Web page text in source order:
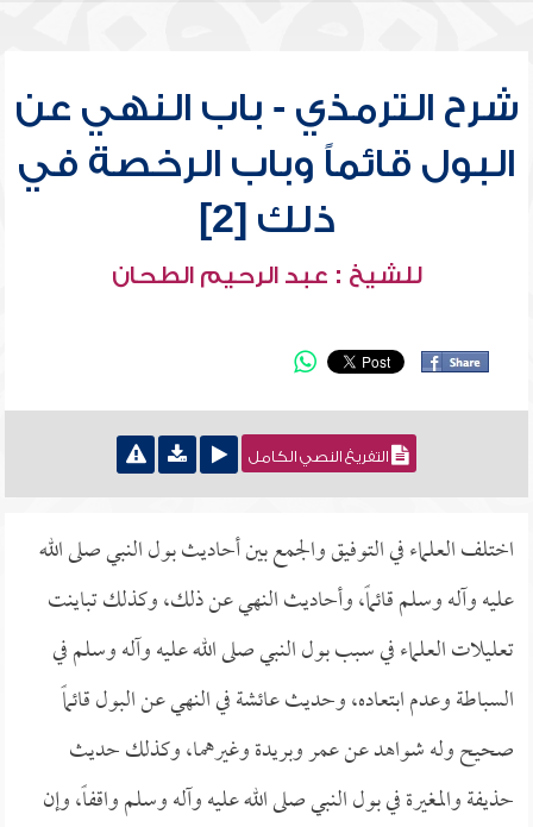
شرح الترمذي - باب النهي عن
البول قائماً وباب الرخصة في
ذلك [2]
للشيخ : عبد الرحيم الطحان
التفريغ النصي الكامل
اختلف العلماء في التوفيق والجمع بين أحاديث بول النبي صلى الله
عليه وآله وسلم قائماً، وأحاديث النهي عن ذلك، وكذلك تباينت
تعليلات العلماء في سبب بول النبي صلى الله عليه وآله وسلم في
السباطة وعدم ابتعاده، وحديث عائشة في النهي عن البول قائماً
صحيح وله شواهد عن عمر وبريدة وغيرهما، وكذلك حديث
حذيفة والمغيرة في بول النبي صلى الله عليه وآله وسلم واقفاً، وإن